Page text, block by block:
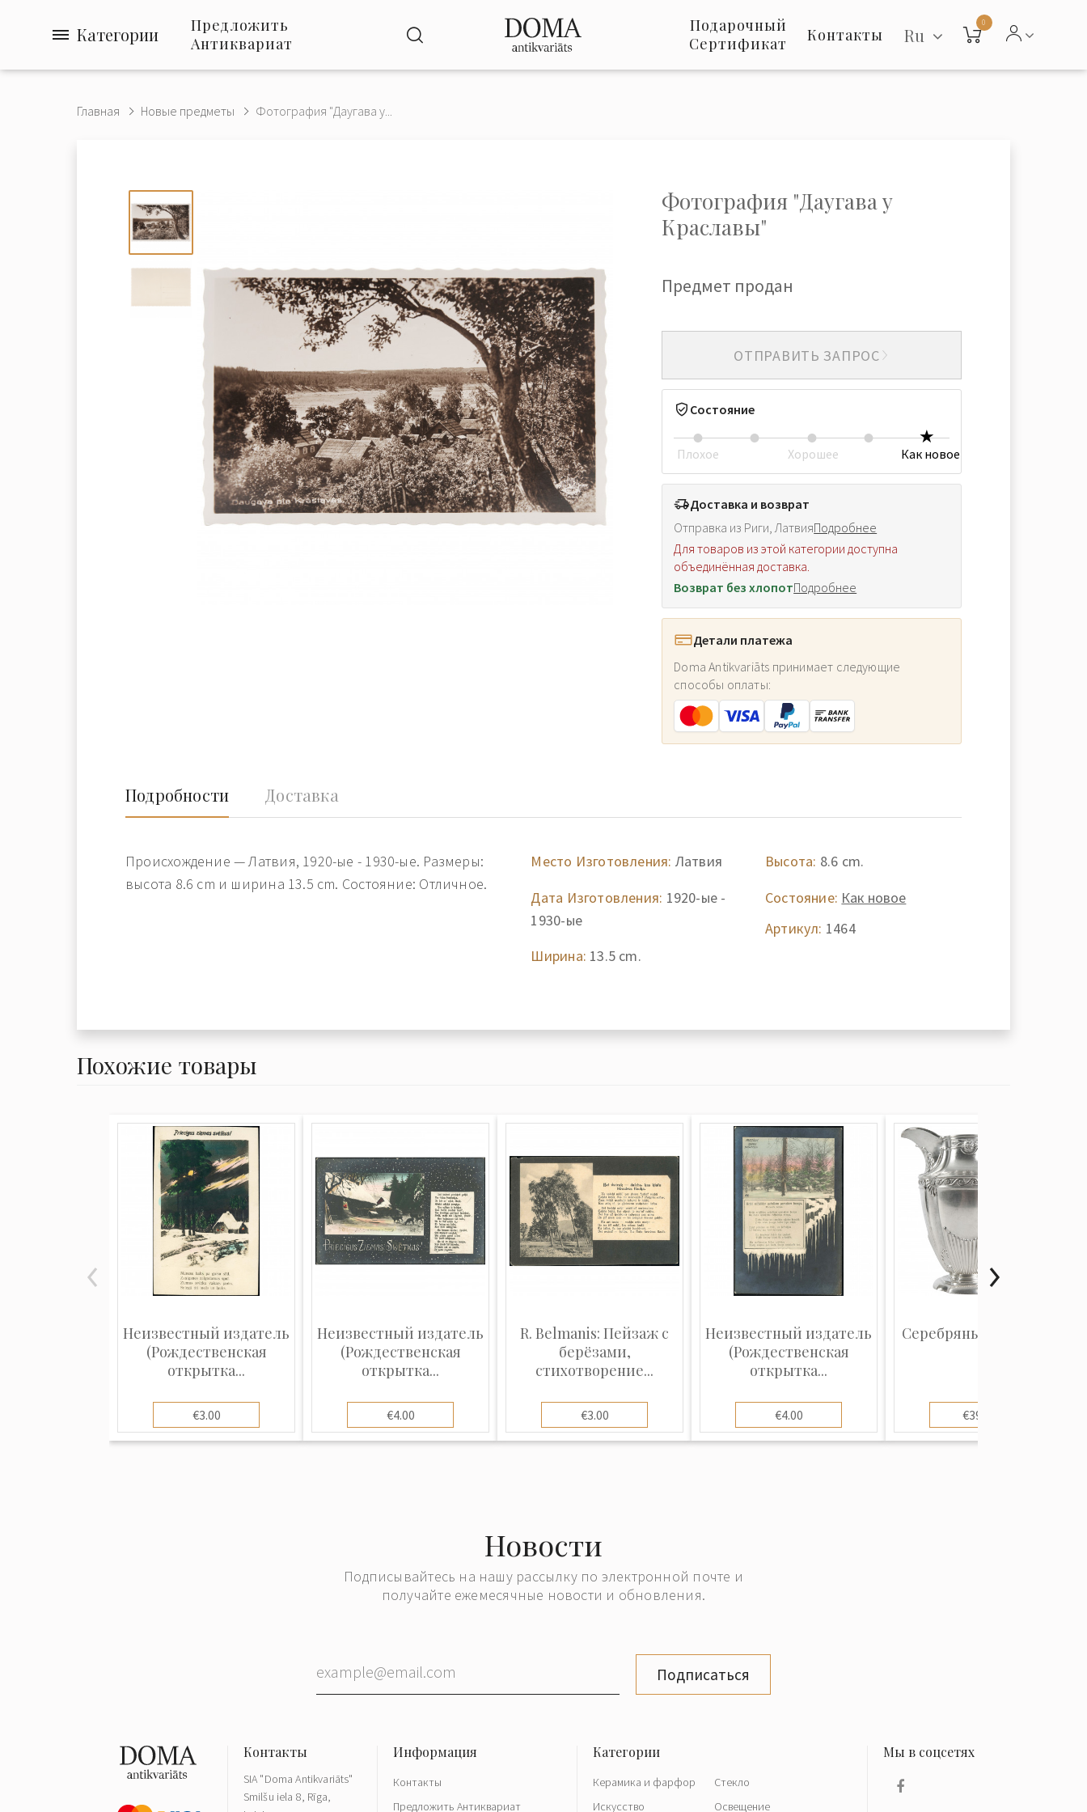
Категории
Предложить
Антиквариат
Подарочный
Сертификат
Контакты Ru
0
Главная Новые предметы Фотография "Даугава у...
Фотография "Даугава у
Краславы"
Предмет продан
ОТПРАВИТЬ ЗАПРОС
Состояние
Плохое Хорошее Как новое
Доставка и возврат
Отправка из Риги, ЛатвияПодробнее
Для товаров из этой категории доступна
объединённая доставка.
Возврат без хлопотПодробнее
Детали платежа
Doma Antikvariāts принимает следующие
способы оплаты:
Подробности Доставка
Происхождение — Латвия, 1920-ые - 1930-ые. Размеры:
высота 8.6 cm и ширина 13.5 cm. Состояние: Отличное.
Место Изготовления: Латвия
Дата Изготовления: 1920-ые -
1930-ые
Ширина: 13.5 cm.
Высота: 8.6 cm.
Состояние: Как новое
Артикул: 1464
Похожие товары
Неизвестный издатель
(Рождественская
открытка...
€3.00
Неизвестный издатель
(Рождественская
открытка...
€4.00
R. Belmanis: Пейзаж с
берёзами,
стихотворение...
€3.00
Неизвестный издатель
(Рождественская
открытка...
€4.00
Серебряный молочник
€390.00
Новости
Подписывайтесь на нашу рассылку по электронной почте и
получайте ежемесячные новости и обновления.
Подписаться
SIA "Doma Antikvariāts"
Smilšu iela 8, Rīga,
Контакты
Предложить Антиквариат
Керамика и фарфор
Искусство
Стекло
Освещение